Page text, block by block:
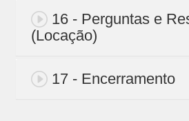
16 - Perguntas e
(Locação)
17 - Encerramento